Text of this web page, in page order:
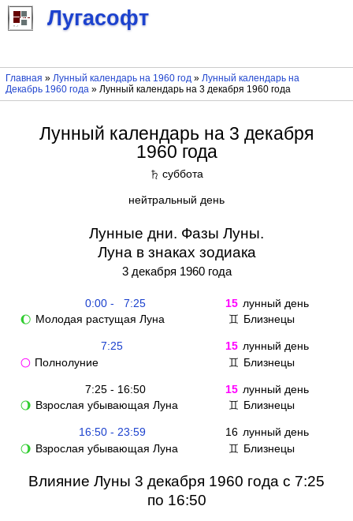
Лугасофт
Главная » Лунный календарь на 1960 год» Лунный календарь на
Декабрь 1960 года» Лунный календарь на 3 декабря 1960 года
Лунный календарь на 3 декабря
1960 года
♄ суббота
нейтральный день
Лунные дни. Фазы Луны.
Луна в знаках зодиака
3 декабря 1960 года
0:00 - 7:25 15 лунный день
🌔 Молодая растущая Луна ♊ Близнецы
7:25 15 лунный день
🌕 Полнолуние ♊ Близнецы
7:25 - 16:50 15 лунный день
🌖 Взрослая убывающая Луна ♊ Близнецы
16:50 - 23:59 16 лунный день
🌖 Взрослая убывающая Луна ♊ Близнецы
Влияние Луны 3 декабря 1960 года с 7:25
по 16:50